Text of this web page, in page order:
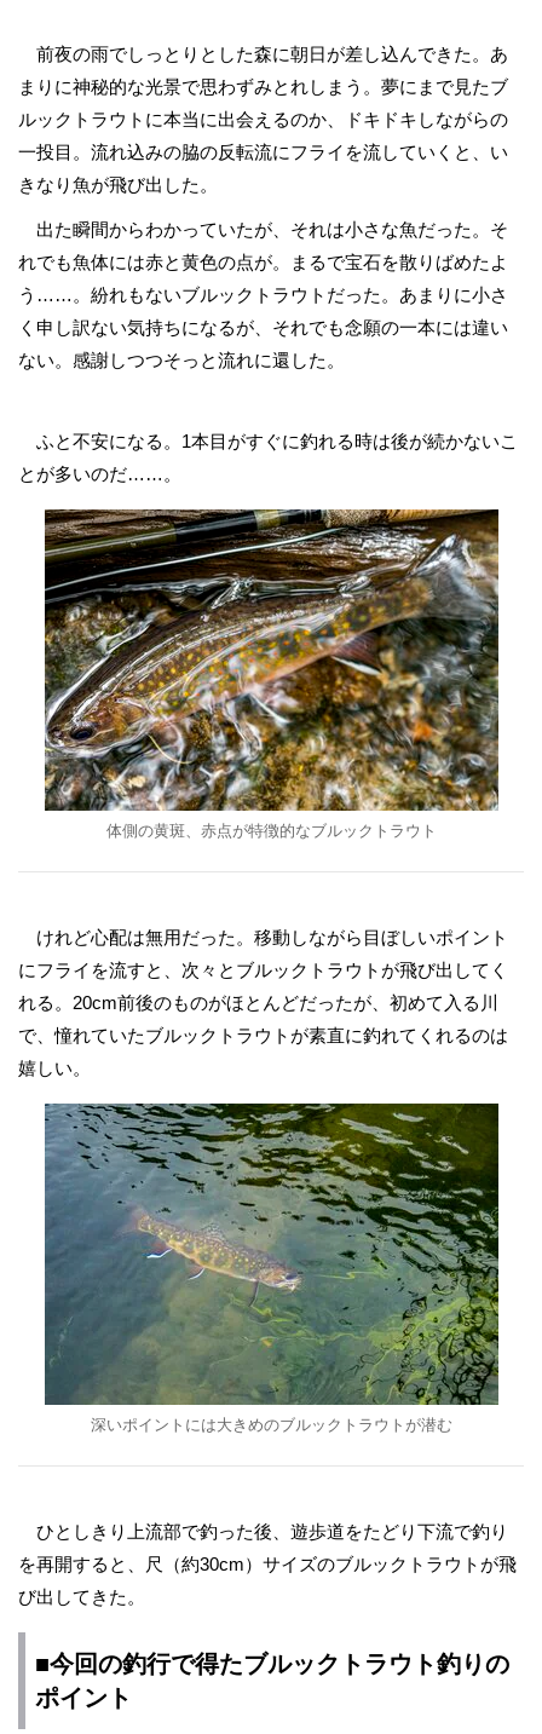
前夜の雨でしっとりとした森に朝日が差し込んできた。あ
まりに神秘的な光景で思わずみとれしまう。夢にまで見たブ
ルックトラウトに本当に出会えるのか、ドキドキしながらの
一投目。流れ込みの脇の反転流にフライを流していくと、い
きなり魚が飛び出した。
出た瞬間からわかっていたが、それは小さな魚だった。そ
れでも魚体には赤と黄色の点が。まるで宝石を散りばめたよ
う……。紛れもないブルックトラウトだった。あまりに小さ
く申し訳ない気持ちになるが、それでも念願の一本には違い
ない。感謝しつつそっと流れに還した。
ふと不安になる。1本目がすぐに釣れる時は後が続かないこ
とが多いのだ……。
体側の黄斑、赤点が特徴的なブルックトラウト
けれど心配は無用だった。移動しながら目ぼしいポイント
にフライを流すと、次々とブルックトラウトが飛び出してく
れる。20cm前後のものがほとんどだったが、初めて入る川
で、憧れていたブルックトラウトが素直に釣れてくれるのは
嬉しい。
深いポイントには大きめのブルックトラウトが潜む
ひとしきり上流部で釣った後、遊歩道をたどり下流で釣り
を再開すると、尺（約30cm）サイズのブルックトラウトが飛
び出してきた。
■今回の釣行で得たブルックトラウト釣りの
ポイント